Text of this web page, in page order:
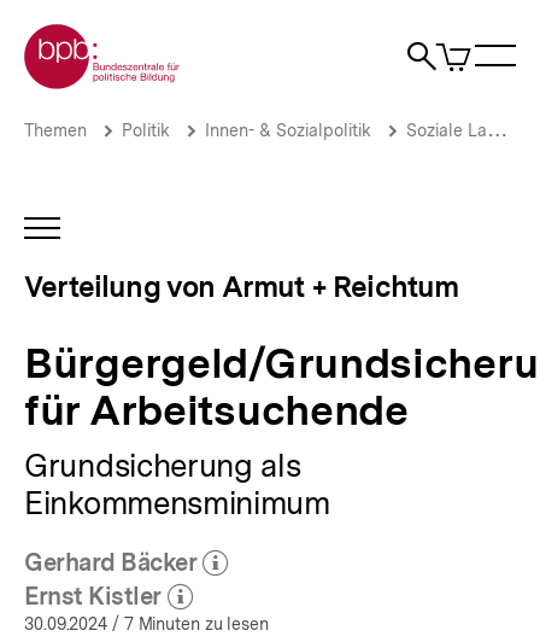
zum
Seiteninhalt
springen
Zur Startseite der bpb
Suche
Artikel
im
Bürgergeld/Grundsicherung
Verteilung
von
bpb.de
Brotkrümelnavigation
Pfadnavigation
Themen Politik Innen- & Sozialpolitik Soziale Lage
INHALTSNAVIGATION
Verteilung von Armut + Reichtum
Bürgergeld/
für Arbeitsuchende
Grundsicherung als
Einkommensminimum
Gerhard Bäcker
(Mehr zum Autor)
Ernst Kistler
(Mehr zum Autor)
öffnen
30.09.2024 / 7 Minuten zu lesen